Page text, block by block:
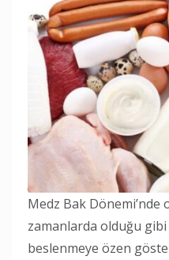
Medz Bak
zamanlarda olduğu gibi
beslenmeye özen